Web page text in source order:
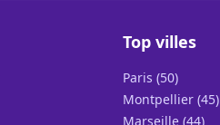
Top villes
Paris (50)
Montpellier (45)
Marseille (44)